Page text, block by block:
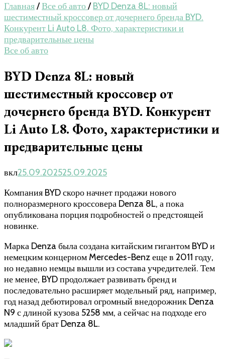
Главная/Все об авто/ BYD Denza 8L: новый
шестиместный кроссовер от дочернего бренда BYD.
Конкурент Li Auto L8. Фото, характеристики и
предварительные цены
Все об авто
BYD Denza 8L: новый
шестиместный кроссовер от
дочернего бренда BYD. Конкурент
Li Auto L8. Фото, характеристики и
предварительные цены
вкл25.09.202525.09.2025
Компания BYD скоро начнет продажи нового
полноразмерного кроссовера Denza 8L, а пока
опубликована порция подробностей о предстоящей
новинке.
Марка Denza была создана китайским гигантом BYD и
немецким концерном Mercedes-Benz еще в 2011 году,
но недавно немцы вышли из состава учредителей. Тем
не менее, BYD продолжает развивать бренд и
последовательно расширяет модельный ряд, например,
год назад дебютировал огромный внедорожник Denza
N9 с длиной кузова 5258 мм, а сейчас на подходе его
младший брат Denza 8L.